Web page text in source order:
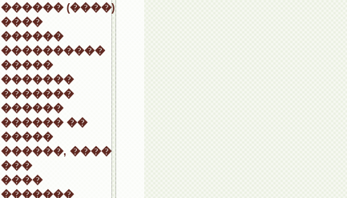
������ (����)
����
������
����������
�����
�������
�������
������
������ ��
�����
������, ����
���
����
�������